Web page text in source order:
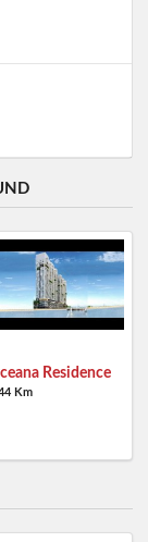
Residence
Km